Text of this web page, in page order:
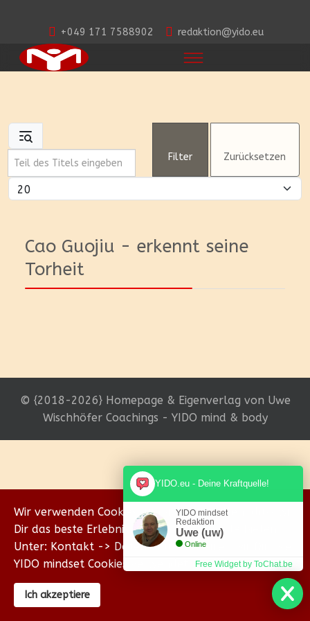
+049 171 7588902 redaktion@yido.eu
Teil des Titels eingeben
Filter Zurücksetzen
Anzeige #
Cao Guojiu - erkennt seine
Torheit
© {2018-2026} Homepage & Eigenverlag von Uwe
Wischhöfer Coachings - YIDO mind & body
Wir verwenden Cookies, um sicherzustellen, dass wir
Dir das beste Erlebnis auf unserer Website bieten.
Unter: Kontakt -> Datenschutz erklären wir Dir, wie
YIDO mindset Cookies verwendet.
Ich akzeptiere
YIDO.eu - Deine Kraftquelle!
YIDO mindset
Redaktion
Uwe (uw)
Online
Free Widget by ToChat.be